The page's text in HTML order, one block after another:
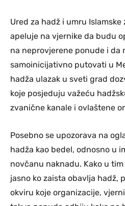
Ured za hadž i umru
apeluje na vjernike da budu
na neprovjerene ponude i da
samoinicijativno putovati u
hadža ulazak u sveti grad
koje posjeduju važeću
zvanične kanale i ovlaštene
Posebno se upozorava na
hadža kao bedel, odnosno u
novčanu naknadu. Kako u
jasno ko zaista obavlja hadž,
okviru koje organizacije,